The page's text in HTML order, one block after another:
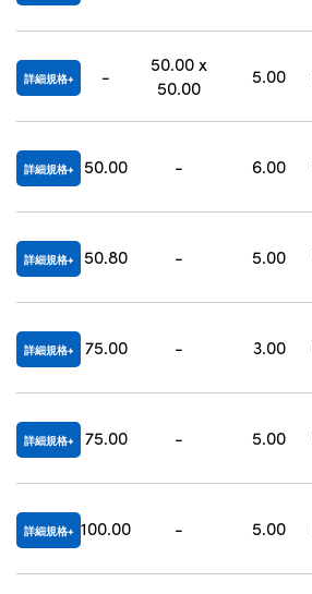
詳細規格 -
50.00 x
50.00
5.00
詳細規格 50.00 - 6.00
詳細規格 50.80 - 5.00
詳細規格 75.00 - 3.00
詳細規格 75.00 - 5.00
詳細規格 100.00 - 5.00